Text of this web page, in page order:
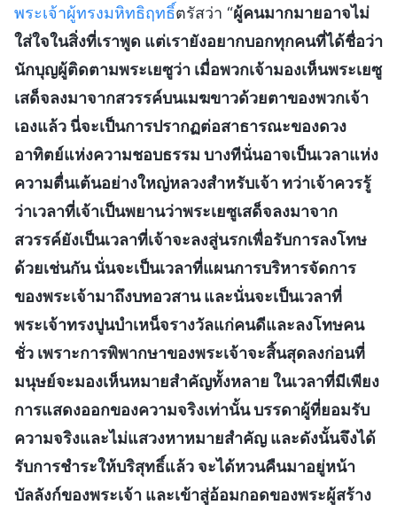
พระเจ้าผู้ทรงมหิทธิฤทธิ์ตรัสว่า “ผู้คนมากมายอาจไม่
ใส่ใจในสิ่งที่เราพูด แต่เรายังอยากบอกทุกคนที่ได้ชื่อว่า
นักบุญผู้ติดตามพระเยซูว่า เมื่อพวกเจ้ามองเห็นพระเยซู
เสด็จลงมาจากสวรรค์บนเมฆขาวด้วยตาของพวกเจ้า
เองแล้ว นี่จะเป็นการปรากฏต่อสาธารณะของดวง
อาทิตย์แห่งความชอบธรรม บางทีนั่นอาจเป็นเวลาแห่ง
ความตื่นเต้นอย่างใหญ่หลวงสำหรับเจ้า ทว่าเจ้าควรรู้
ว่าเวลาที่เจ้าเป็นพยานว่าพระเยซูเสด็จลงมาจาก
สวรรค์ยังเป็นเวลาที่เจ้าจะลงสู่นรกเพื่อรับการลงโทษ
ด้วยเช่นกัน นั่นจะเป็นเวลาที่แผนการบริหารจัดการ
ของพระเจ้ามาถึงบทอวสาน และนั่นจะเป็นเวลาที่
พระเจ้าทรงปูนบำเหน็จรางวัลแก่คนดีและลงโทษคน
ชั่ว เพราะการพิพากษาของพระเจ้าจะสิ้นสุดลงก่อนที่
มนุษย์จะมองเห็นหมายสำคัญทั้งหลาย ในเวลาที่มีเพียง
การแสดงออกของความจริงเท่านั้น บรรดาผู้ที่ยอมรับ
ความจริงและไม่แสวงหาหมายสำคัญ และดังนั้นจึงได้
รับการชำระให้บริสุทธิ์แล้ว จะได้หวนคืนมาอยู่หน้า
บัลลังก์ของพระเจ้า และเข้าสู่อ้อมกอดของพระผู้สร้าง